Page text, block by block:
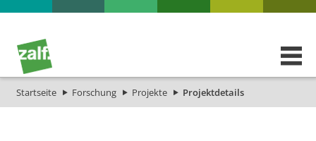
Startseite Forschung Projekte Projektdetails